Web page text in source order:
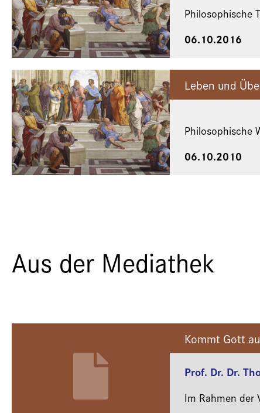
Philosophische
06.10.2016
Leben und
Philosophische
06.10.2010
Aus der Mediathek
Kommt Gott
Prof. Dr. Dr.
Im Rahmen der